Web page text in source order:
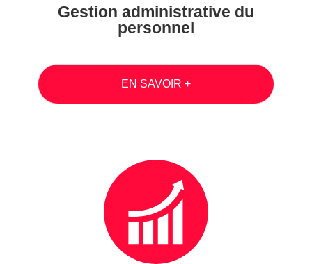
Gestion administrative du
personnel
EN SAVOIR +